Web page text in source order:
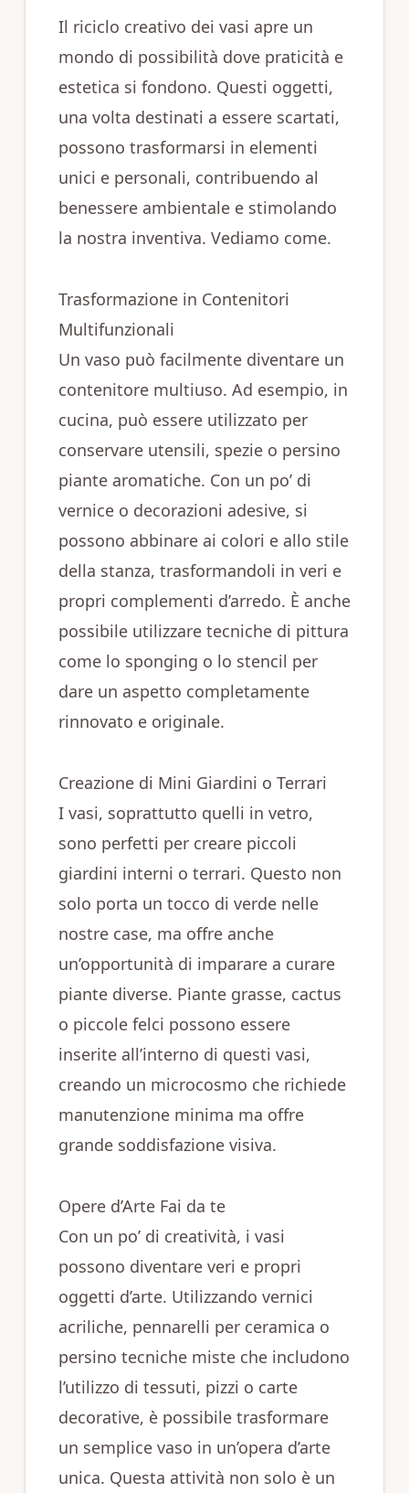
Il riciclo creativo dei vasi apre un
mondo di possibilità dove praticità e
estetica si fondono. Questi oggetti,
una volta destinati a essere scartati,
possono trasformarsi in elementi
unici e personali, contribuendo al
benessere ambientale e stimolando
la nostra inventiva. Vediamo come.
Trasformazione in Contenitori
Multifunzionali
Un vaso può facilmente diventare un
contenitore multiuso. Ad esempio, in
cucina, può essere utilizzato per
conservare utensili, spezie o persino
piante aromatiche. Con un po’ di
vernice o decorazioni adesive, si
possono abbinare ai colori e allo stile
della stanza, trasformandoli in veri e
propri complementi d’arredo. È anche
possibile utilizzare tecniche di pittura
come lo sponging o lo stencil per
dare un aspetto completamente
rinnovato e originale.
Creazione di Mini Giardini o Terrari
I vasi, soprattutto quelli in vetro,
sono perfetti per creare piccoli
giardini interni o terrari. Questo non
solo porta un tocco di verde nelle
nostre case, ma offre anche
un’opportunità di imparare a curare
piante diverse. Piante grasse, cactus
o piccole felci possono essere
inserite all’interno di questi vasi,
creando un microcosmo che richiede
manutenzione minima ma offre
grande soddisfazione visiva.
Opere d’Arte Fai da te
Con un po’ di creatività, i vasi
possono diventare veri e propri
oggetti d’arte. Utilizzando vernici
acriliche, pennarelli per ceramica o
persino tecniche miste che includono
l’utilizzo di tessuti, pizzi o carte
decorative, è possibile trasformare
un semplice vaso in un’opera d’arte
unica. Questa attività non solo è un